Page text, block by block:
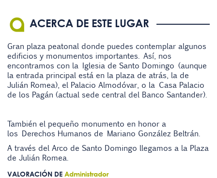
ACERCA DE ESTE LUGAR
Gran plaza peatonal donde puedes contemplar algunos
edificios y monumentos importantes. Así, nos
encontramos con la Iglesia de Santo Domingo (aunque
la entrada principal está en la plaza de atrás, la de
Julián Romea), el Palacio Almodóvar, o la Casa Palacio
de los Pagán (actual sede central del Banco Santander).
También el pequeño monumento en honor a
los Derechos Humanos de Mariano González Beltrán.
A través del Arco de Santo Domingo llegamos a la Plaza
de Julián Romea.
VALORACIÓN DE Administrador